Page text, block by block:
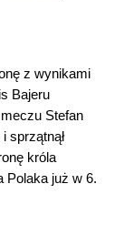
z wynikami
Bajeru
Stefan
sprzątnął
króla
Polaka już w 6.